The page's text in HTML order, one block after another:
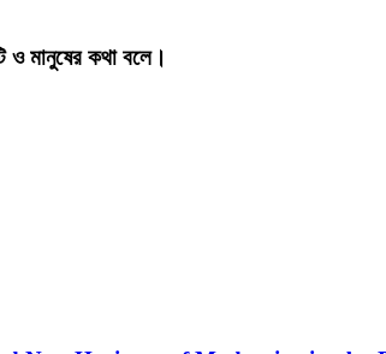
ও মানুষের কথা বলে।